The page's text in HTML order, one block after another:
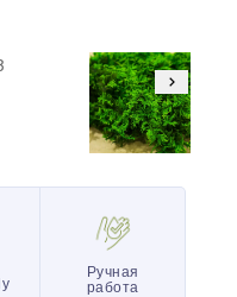
Ручная
работа